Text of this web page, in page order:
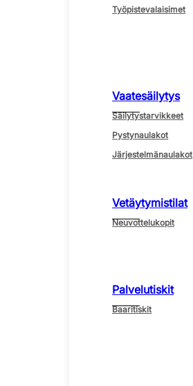
Työpistevalaisimet
Vaatesäilytys
Säilytystarvikkeet
Pystynaulakot
Järjestelmänaulakot
Vetäytymistilat
Neuvottelukopit
Palvelutiskit
Baaritiskit